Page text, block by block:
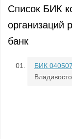
Список БИК
организаций
банк
БИК